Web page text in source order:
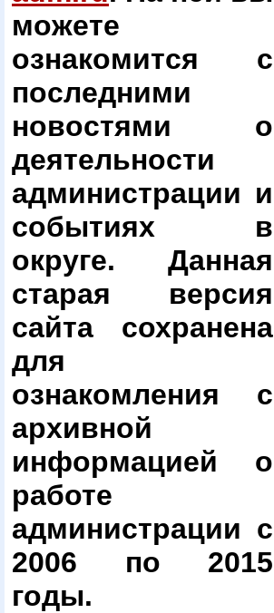
можете
ознакомится с
последними
новостями о
деятельности
администрации и
событиях в
округе. Данная
старая версия
сайта сохранена
для
ознакомления с
архивной
информацией о
работе
администрации с
2006 по 2015
годы.